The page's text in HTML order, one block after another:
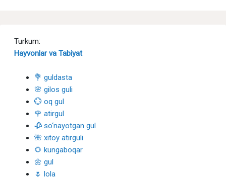
Turkum:
Hayvonlar va Tabiyat
💐 guldasta
🌸 gilos guli
💮 oq gul
🌹 atirgul
🥀 so‘nayotgan gul
🌺 xitoy atirguli
🌻 kungaboqar
🌼 gul
🌷 lola